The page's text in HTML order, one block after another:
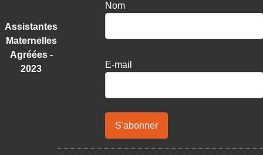
Assistantes
Maternelles
Agréées -
2023
Nom
E-mail
S'abonner